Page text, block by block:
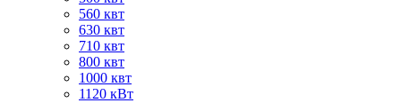
560 квт
630 квт
710 квт
800 квт
1000 квт
1120 кВт